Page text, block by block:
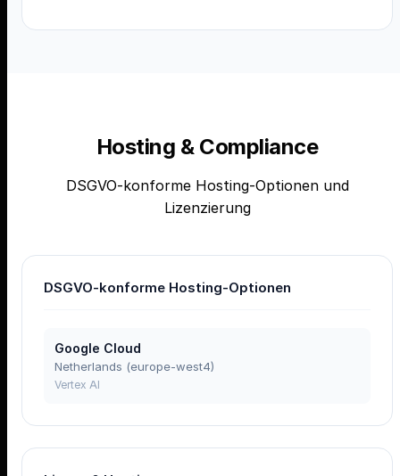
Hosting & Compliance
DSGVO-konforme Hosting-Optionen und
Lizenzierung
DSGVO-konforme Hosting-Optionen
Google Cloud
Netherlands (europe-west4)
Vertex AI